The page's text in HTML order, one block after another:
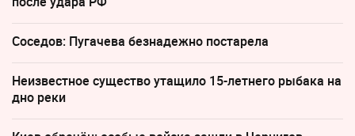
Соседов: Пугачева безнадежно постарела
Неизвестное существо утащило 15-летнего рыбака на
дно реки